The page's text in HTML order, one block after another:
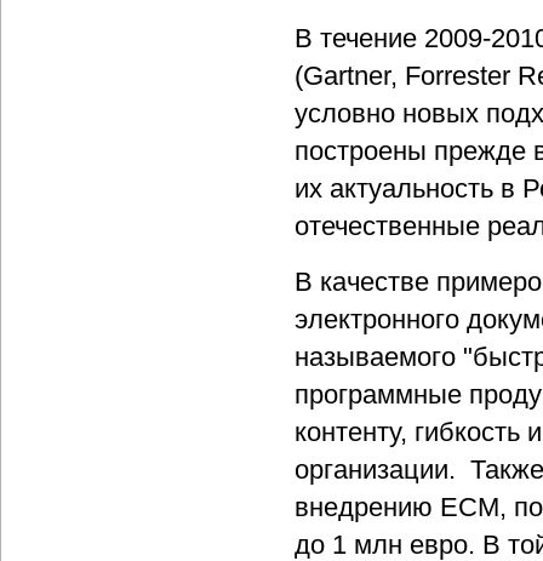
В течение 2009-
(Gartner, Forrester
условно новых
построены прежде
их актуальность в
отечественные
В качестве
электронного
называемого
программные
контенту,
организации.
внедрению ECM,
до 1 млн евро. В